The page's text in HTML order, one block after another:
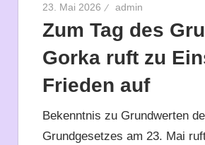
23. Mai 2026 admin
Zum Tag des
Gorka ruft zu
Frieden auf
Bekenntnis zu Grundwerten
Grundgesetzes am 23. Mai